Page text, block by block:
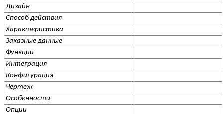
Дизайн
Способ действия
Характеристика
Заказные данные
Функции
Интеграция
Конфигурация
Чертеж
Особенности
Опции